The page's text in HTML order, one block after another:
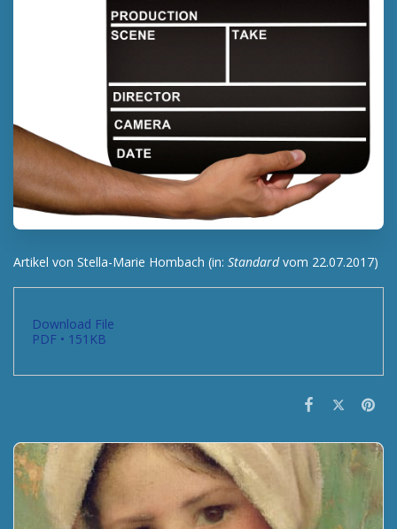
Artikel von Stella-Marie Hombach (in: Standardvom 22.07.2017)
Download File
PDF • 151KB